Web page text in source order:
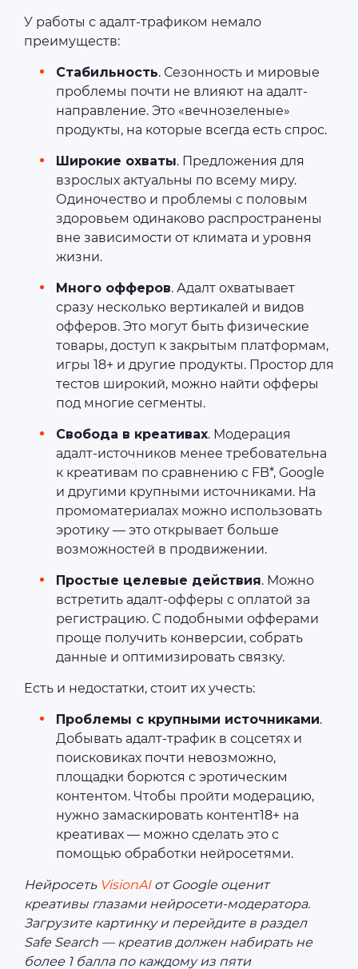
У работы с адалт-трафиком немало
преимуществ:
Стабильность. Сезонность и мировые
проблемы почти не влияют на адалт-
направление. Это «вечнозеленые»
продукты, на которые всегда есть спрос.
Широкие охваты. Предложения для
взрослых актуальны по всему миру.
Одиночество и проблемы с половым
здоровьем одинаково распространены
вне зависимости от климата и уровня
жизни.
Много офферов. Адалт охватывает
сразу несколько вертикалей и видов
офферов. Это могут быть физические
товары, доступ к закрытым платформам,
игры 18+ и другие продукты. Простор для
тестов широкий, можно найти офферы
под многие сегменты.
Свобода в креативах. Модерация
адалт-источников менее требовательна
к креативам по сравнению с FB*, Google
и другими крупными источниками. На
промоматериалах можно использовать
эротику — это открывает больше
возможностей в продвижении.
Простые целевые действия. Можно
встретить адалт-офферы с оплатой за
регистрацию. С подобными офферами
проще получить конверсии, собрать
данные и оптимизировать связку.
Есть и недостатки, стоит их учесть:
Проблемы с крупными источниками.
Добывать адалт-трафик в соцсетях и
поисковиках почти невозможно,
площадки борются с эротическим
контентом. Чтобы пройти модерацию,
нужно замаскировать контент18+ на
креативах — можно сделать это с
помощью обработки нейросетями.
Нейросеть VisionAIот Google оценит
креативы глазами нейросети-модератора.
Загрузите картинку и перейдите в раздел
Safe Search — креатив должен набирать не
более 1 балла по каждому из пяти